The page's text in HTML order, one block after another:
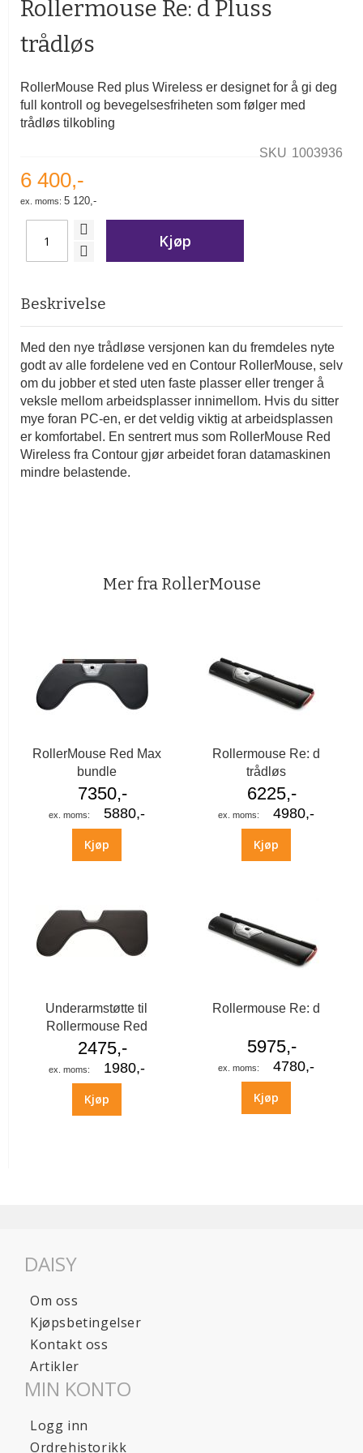
av
Rollermouse Re: d Pluss
trådløs
RollerMouse Red plus Wireless er designet for å gi deg
full kontroll og bevegelsesfriheten som følger med
trådløs tilkobling
SKU 1003936
6 400,-
5 120,-
Kjøp
Beskrivelse
Med den nye trådløse versjonen kan du fremdeles nyte
godt av alle fordelene ved en Contour RollerMouse, selv
om du jobber et sted uten faste plasser eller trenger å
veksle mellom arbeidsplasser innimellom. Hvis du sitter
mye foran PC-en, er det veldig viktig at arbeidsplassen
er komfortabel. En sentrert mus som RollerMouse Red
Wireless fra Contour gjør arbeidet foran datamaskinen
mindre belastende.
Mer fra RollerMouse
RollerMouse Red Max
bundle
7350,-
5880,-
Kjøp
Rollermouse Re: d
trådløs
6225,-
4980,-
Kjøp
Underarmstøtte til
Rollermouse Red
2475,-
1980,-
Kjøp
Rollermouse Re: d
5975,-
4780,-
Kjøp
DAISY
Om oss
Kjøpsbetingelser
Kontakt oss
Artikler
MIN KONTO
Logg inn
Ordrehistorikk